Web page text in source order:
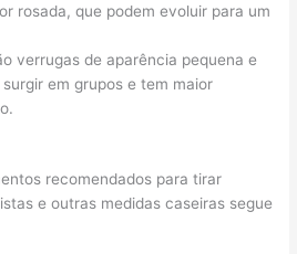
rosada, que podem evoluir para um
verrugas de aparência pequena e
em grupos e tem maior
recomendados para tirar
e outras medidas caseiras segue